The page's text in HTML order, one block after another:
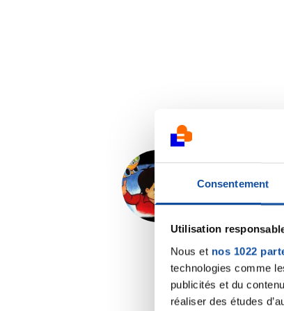
Consentement
Utilisation
Nous et nos 1022
technologies comme
publicités et du
réaliser des études
SPORT-BILLY